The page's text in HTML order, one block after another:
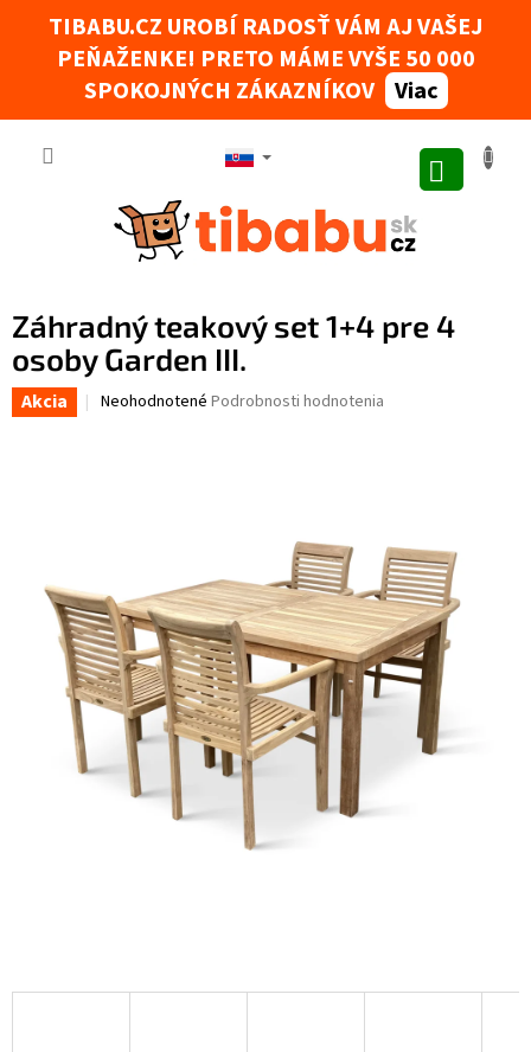
TIBABU.CZ UROBÍ RADOSŤ VÁM AJ VAŠEJ
PEŇAŽENKE! PRETO MÁME VYŠE 50 000
SPOKOJNÝCH ZÁKAZNÍKOV Viac
Záhradný teakový set 1+4 pre 4
osoby Garden III.
Akcia Priemerné hodnotenie produktu je 0,0 z 5 hviezdičiek.
Neohodnotené Podrobnosti hodnotenia
Tibabák - Váš AI rádce